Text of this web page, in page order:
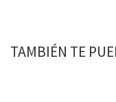
TAMBIÉN TE